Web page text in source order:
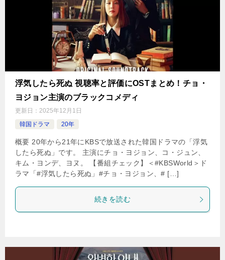
浮気したら死ぬ 視聴率と評価にOSTまとめ！チョ・
ヨジョン主演のブラックコメディ
更新日： 2025年12月1日
韓国ドラマ
20年
概要 20年から21年にKBSで放送された韓国ドラマの「浮気
したら死ぬ」です。 主演にチョ・ヨジョン、コ・ジュン、
キム・ヨンデ、ヨヌ。 【番組チェック】＜#KBSWorld＞ド
ラマ「#浮気したら死ぬ」#チョ・ヨジョン、# […]
続きを読む